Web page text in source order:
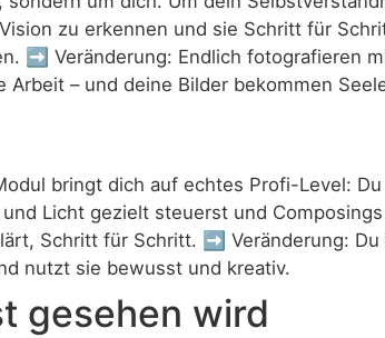
zu erkennen und sie Schritt für
➡️ Veränderung: Endlich fotografieren
– und deine Bilder bekommen
Modul bringt dich auf echtes Profi-Level:
Licht gezielt steuerst und
Schritt für Schritt. ➡️ Veränderung:
nutzt sie bewusst und kreativ.
gesehen wird